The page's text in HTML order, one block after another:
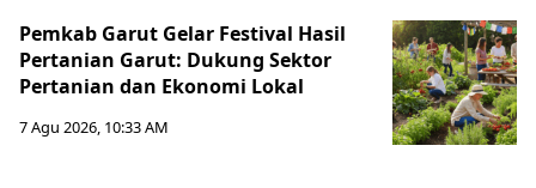
Pemkab Garut Gelar Festival Hasil
Pertanian Garut: Dukung Sektor
Pertanian dan Ekonomi Lokal
7 Agu 2026, 10:33 AM